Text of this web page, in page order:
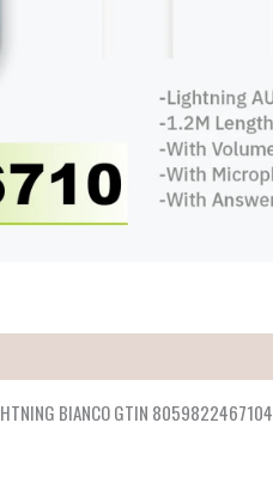
BIANCO GTIN 8059822467104